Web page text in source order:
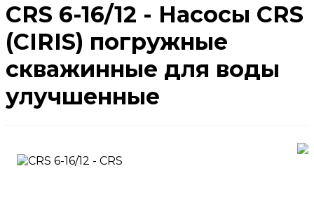
CRS 6-16/12 - Насосы CRS
(CIRIS) погружные
скважинные для воды
улучшенные